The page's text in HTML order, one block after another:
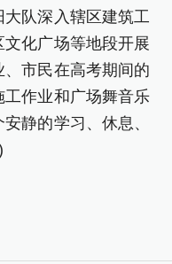
队深入辖区建筑工
化广场等地段开展
市民在高考期间的
作业和广场舞音乐
静的学习、休息、